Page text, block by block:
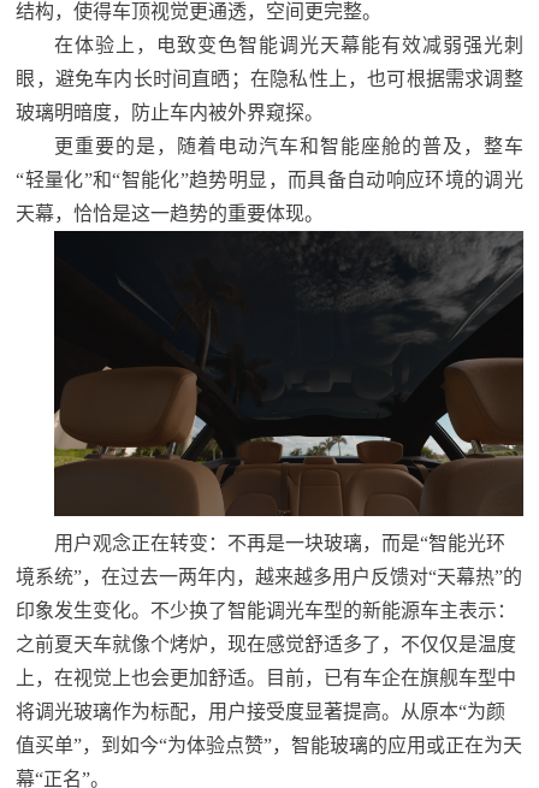
结构，使得车顶视觉更通透，空间更完整。
在体验上，电致变色智能调光天幕能有效减弱强光刺
眼，避免车内长时间直晒；在隐私性上，也可根据需求调整
玻璃明暗度，防止车内被外界窥探。
更重要的是，随着电动汽车和智能座舱的普及，整车
“轻量化”和“智能化”趋势明显，而具备自动响应环境的调光
天幕，恰恰是这一趋势的重要体现。
用户观念正在转变：不再是一块玻璃，而是“智能光环
境系统”，在过去一两年内，越来越多用户反馈对“天幕热”的
印象发生变化。不少换了智能调光车型的新能源车主表示：
之前夏天车就像个烤炉，现在感觉舒适多了，不仅仅是温度
上，在视觉上也会更加舒适。目前，已有车企在旗舰车型中
将调光玻璃作为标配，用户接受度显著提高。从原本“为颜
值买单”，到如今“为体验点赞”，智能玻璃的应用或正在为天
幕“正名”。